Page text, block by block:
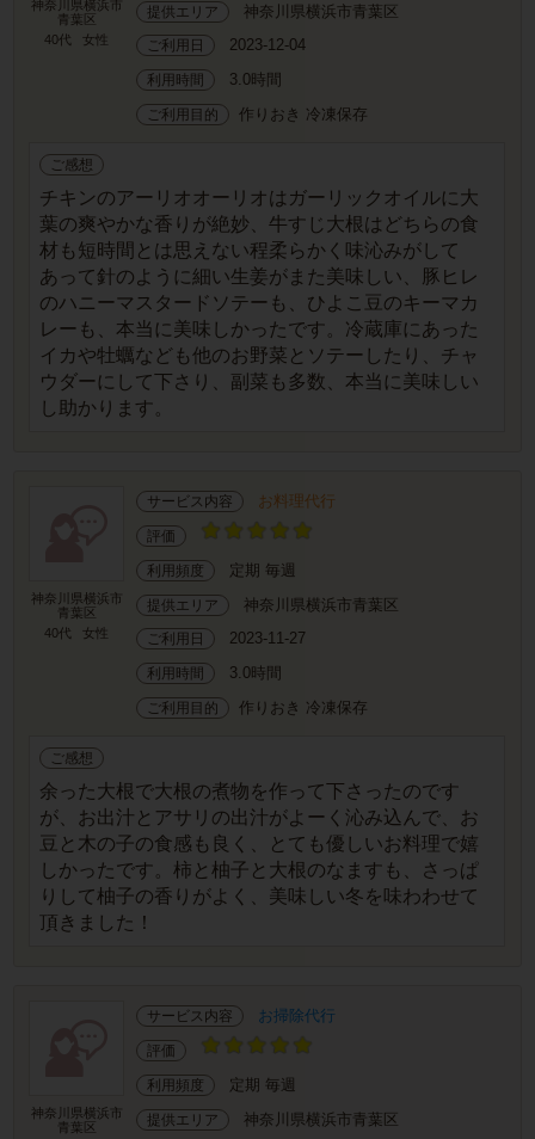
神奈川県横浜市
青葉区
40代
女性
提供エリア 神奈川県横浜市青葉区
ご利用日 2023-12-04
利用時間 3.0時間
ご利用目的 作りおき 冷凍保存
ご感想
チキンのアーリオオーリオはガーリックオイルに大
葉の爽やかな香りが絶妙、牛すじ大根はどちらの食
材も短時間とは思えない程柔らかく味沁みがして
あって針のように細い生姜がまた美味しい、豚ヒレ
のハニーマスタードソテーも、ひよこ豆のキーマカ
レーも、本当に美味しかったです。冷蔵庫にあった
イカや牡蠣なども他のお野菜とソテーしたり、チャ
ウダーにして下さり、副菜も多数、本当に美味しい
し助かります。
神奈川県横浜市
青葉区
40代
女性
サービス内容 お料理代行
評価
利用頻度 定期 毎週
提供エリア 神奈川県横浜市青葉区
ご利用日 2023-11-27
利用時間 3.0時間
ご利用目的 作りおき 冷凍保存
ご感想
余った大根で大根の煮物を作って下さったのです
が、お出汁とアサリの出汁がよーく沁み込んで、お
豆と木の子の食感も良く、とても優しいお料理で嬉
しかったです。柿と柚子と大根のなますも、さっぱ
りして柚子の香りがよく、美味しい冬を味わわせて
頂きました！
神奈川県横浜市
青葉区
サービス内容 お掃除代行
評価
利用頻度 定期 毎週
提供エリア 神奈川県横浜市青葉区